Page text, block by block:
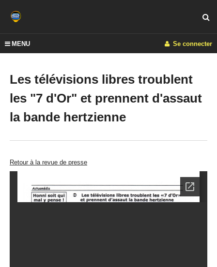
MENU Se connecter
Les télévisions libres troublent
les "7 d'Or" et prennent d'assaut
la bande hertzienne
Retour à la revue de presse